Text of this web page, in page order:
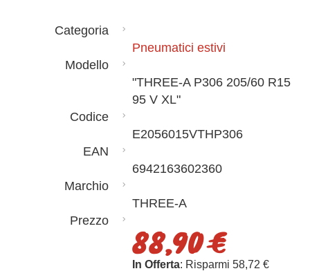
Categoria
Pneumatici estivi
Modello
"THREE-A P306 205/60 R15
95 V XL"
Codice
E2056015VTHP306
EAN
6942163602360
Marchio
THREE-A
Prezzo
88,90 €
In Offerta: Risparmi 58,72 €